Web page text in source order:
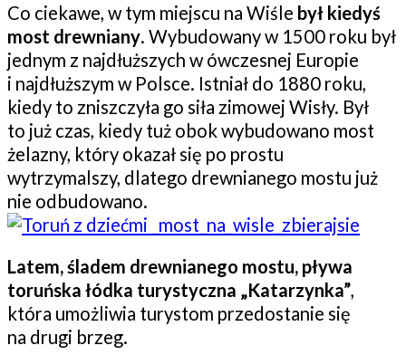
Co ciekawe, w tym miejscu na Wiśle był kiedyś
most drewniany. Wybudowany w 1500 roku był
jednym z najdłuższych w ówczesnej Europie
i najdłuższym w Polsce. Istniał do 1880 roku,
kiedy to zniszczyła go siła zimowej Wisły. Był
to już czas, kiedy tuż obok wybudowano most
żelazny, który okazał się po prostu
wytrzymalszy, dlatego drewnianego mostu już
nie odbudowano.
Latem, śladem drewnianego mostu, pływa
toruńska łódka turystyczna „Katarzynka”,
która umożliwia turystom przedostanie się
na drugi brzeg.